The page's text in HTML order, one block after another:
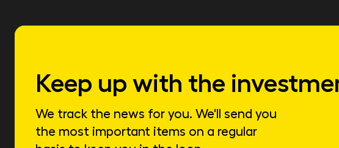
Keep up with the
We track the news for you. We'll send you
the most important items on a regular